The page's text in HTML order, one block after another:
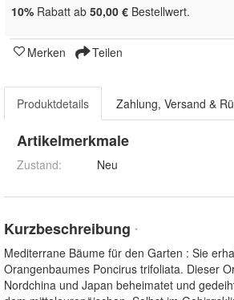
10% Rabatt ab 50,00 € Bestellwert.
Merken Teilen
Produktdetails Zahlung, Versand &
Artikelmerkmale
Zustand: Neu
Kurzbeschreibung *
Mediterrane Bäume für den Garten : Sie
Orangenbaumes Poncirus trifoliata. Dieser
Nordchina und Japan beheimatet und